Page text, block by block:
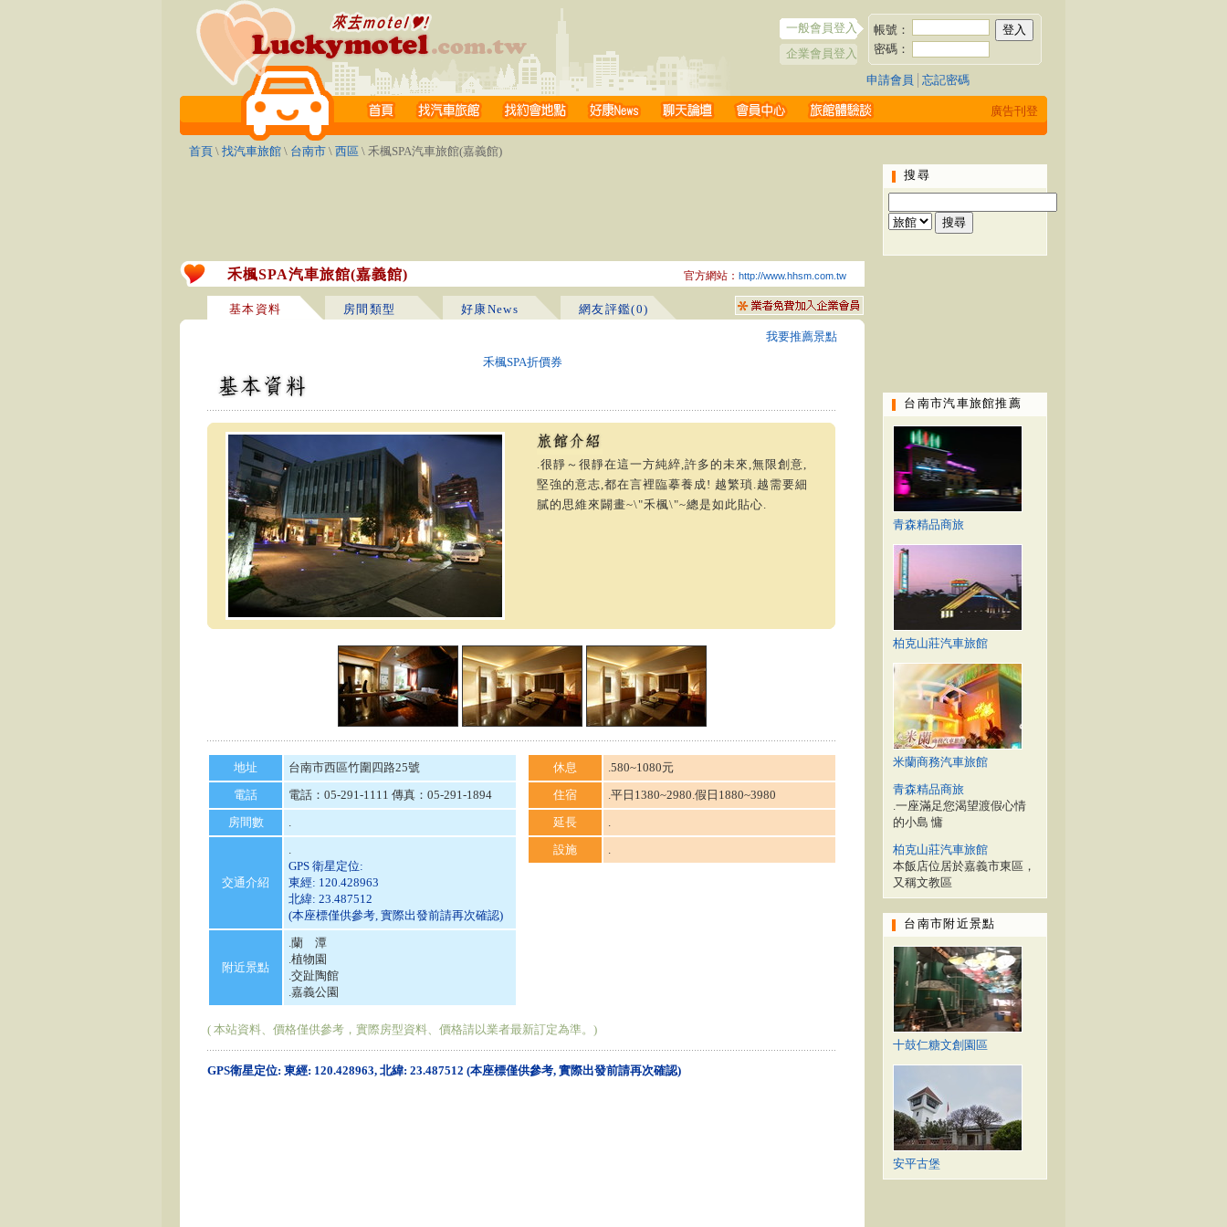
一般會員登入
企業會員登入
帳號：
密碼：
申請會員 忘記密碼
廣告刊登
首頁 \ 找汽車旅館 \ 台南市 \ 西區 \ 禾楓SPA汽車旅館(嘉義館)
禾楓SPA汽車旅館(嘉義館) 官方網站： http://www.hhsm.com.tw
基本資料 房間類型 好康News
網友評鑑(0)
我要推薦景點
禾楓SPA折價券
.很靜～很靜在這一方純綷,許多的未來,無限創意,
堅強的意志,都在言裡臨摹養成! 越繁瑣.越需要細
膩的思維來闢畫~\"禾楓\"~總是如此貼心.
地址
台南市西區竹圍四路25號
電話
電話：05-291-1111 傳真：05-291-1894
房間數
.
交通介紹
.
GPS 衛星定位:
東經: 120.428963
北緯: 23.487512
(本座標僅供參考, 實際出發前請再次確認)
附近景點
.蘭 潭
.植物園
.交趾陶館
.嘉義公園
休息
.580~1080元
住宿
.平日1380~2980.假日1880~3980
延長
.
設施
.
( 本站資料、價格僅供參考，實際房型資料、價格請以業者最新訂定為準。)
GPS衛星定位: 東經: 120.428963, 北緯: 23.487512 (本座標僅供參考, 實際出發前請再次確認)
搜尋
台南市汽車旅館推薦
青森精品商旅
柏克山莊汽車旅館
米蘭商務汽車旅館
青森精品商旅
.一座滿足您渴望渡假心情
的小島 慵
柏克山莊汽車旅館
本飯店位居於嘉義市東區，
又稱文教區
台南市附近景點
十鼓仁糖文創園區
安平古堡